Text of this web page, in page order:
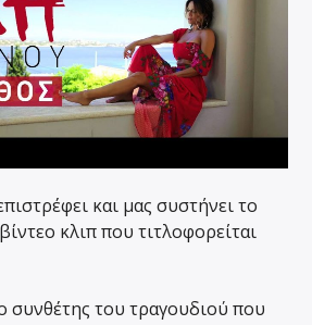
και μας συστήνει το
κλιπ που τιτλοφορείται
του τραγουδιού που